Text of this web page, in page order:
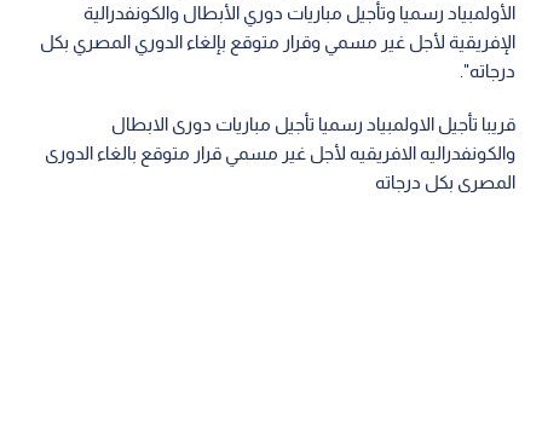
الأولمبياد رسميا وتأجيل مباريات دوري الأبطال والكونفدرالية
الإفريقية لأجل غير مسمي وقرار متوقع بإلغاء الدوري المصري بكل
درجاته".
قريبا تأجيل الاولمبياد رسميا تأجيل مباريات دورى الابطال
والكونفدراليه الافريقيه لأجل غير مسمي قرار متوقع بالغاء الدورى
المصرى بكل درجاته